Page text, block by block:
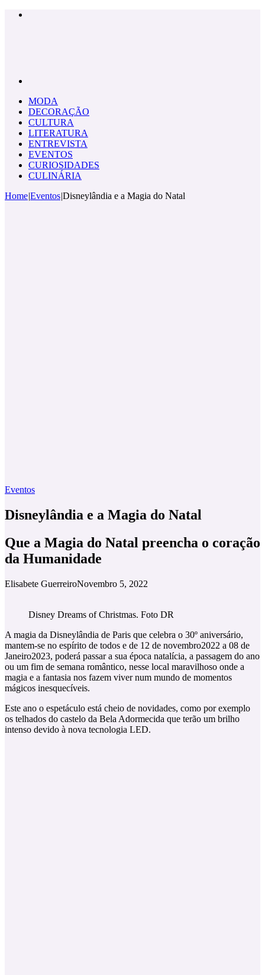
MODA
DECORAÇÃO
CULTURA
LITERATURA
ENTREVISTA
EVENTOS
CURIOSIDADES
CULINÁRIA
Home|Eventos|Disneylândia e a Magia do Natal
Eventos
Disneylândia e a Magia do Natal
Que a Magia do Natal preencha o coração
da Humanidade
Elisabete GuerreiroNovembro 5, 2022
Disney Dreams of Christmas. Foto DR
A magia da Disneylândia de Paris que celebra o 30º aniversário,
mantem-se no espírito de todos e de 12 de novembro2022 a 08 de
Janeiro2023, poderá passar a sua época natalícia, a passagem do ano
ou um fim de semana romântico, nesse local maravilhoso onde a
magia e a fantasia nos fazem viver num mundo de momentos
mágicos inesquecíveis.
Este ano o espetáculo está cheio de novidades, como por exemplo
os telhados do castelo da Bela Adormecida que terão um brilho
intenso devido à nova tecnologia LED.